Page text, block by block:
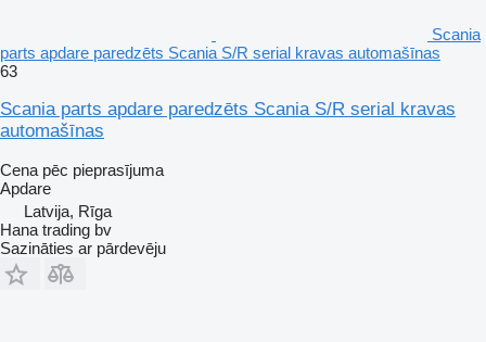
Scania
parts apdare paredzēts Scania S/R serial kravas automašīnas
63
Scania parts apdare paredzēts Scania S/R serial kravas
automašīnas
Cena pēc pieprasījuma
Apdare
Latvija, Rīga
Hana trading bv
Sazināties ar pārdevēju